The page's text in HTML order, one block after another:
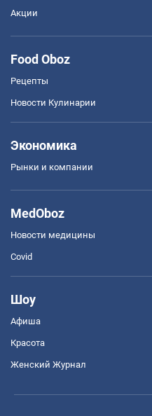
Акции
Food Oboz
Рецепты
Новости Кулинарии
Экономика
Рынки и компании
MedOboz
Новости медицины
Covid
Шоу
Афиша
Красота
Женский Журнал